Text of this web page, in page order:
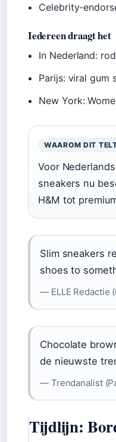
Celebrity-
Iedereen draagt het
In Nederland:
Parijs: viral gum
New York:
WAAROM DIT
Voor
sneakers nu
H&M tot
Slim sneakers
shoes to
— ELLE Redactie
Chocolate
de nieuwste
— Trendanalist
Tijdlijn: